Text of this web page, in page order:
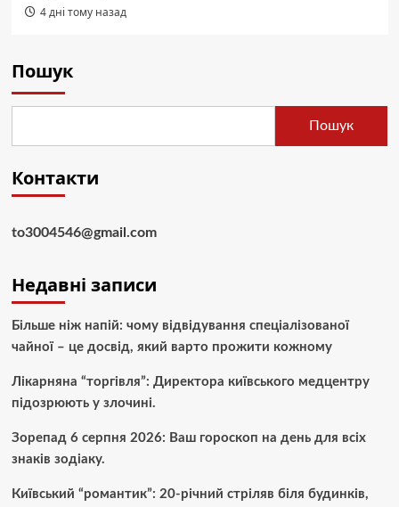
4 дні тому назад
Пошук
Пошук
Контакти
to3004546@gmail.com
Недавні записи
Більше ніж напій: чому відвідування спеціалізованої
чайної – це досвід, який варто прожити кожному
Лікарняна “торгівля”: Директора київського медцентру
підозрюють у злочині.
Зорепад 6 серпня 2026: Ваш гороскоп на день для всіх
знаків зодіаку.
Київський “романтик”: 20-річний стріляв біля будинків,